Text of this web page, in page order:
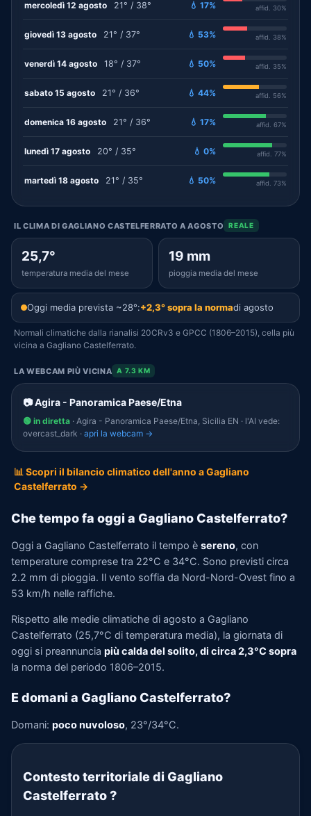
mercoledì 12 agosto 21° / 38° 💧 17% affid. 30%
giovedì 13 agosto 21° / 37° 💧 53% affid. 38%
venerdì 14 agosto 18° / 37° 💧 50% affid. 35%
sabato 15 agosto 21° / 36° 💧 44% affid. 56%
domenica 16 agosto 21° / 36° 💧 17% affid. 67%
lunedì 17 agosto 20° / 35° 💧 0% affid. 77%
martedì 18 agosto 21° / 35° 💧 50% affid. 73%
IL CLIMA DI GAGLIANO CASTELFERRATO A AGOSTO REALE
25,7°
temperatura media del mese
19 mm
pioggia media del mese
Oggi media prevista ~28°:+2,3° sopra la normadi agosto
Normali climatiche dalla rianalisi 20CRv3 e GPCC (1806–2015), cella più
vicina a Gagliano Castelferrato.
LA WEBCAM PIÙ VICINA A 7.3 KM
📷 Agira - Panoramica Paese/Etna
🟢 in diretta · Agira - Panoramica Paese/Etna, Sicilia EN · l'AI vede:
overcast_dark · apri la webcam →
📊 Scopri il bilancio climatico dell'anno a Gagliano
Castelferrato →
Che tempo fa oggi a Gagliano Castelferrato?
Oggi a Gagliano Castelferrato il tempo è sereno, con
temperature comprese tra 22°C e 34°C. Sono previsti circa
2.2 mm di pioggia. Il vento soffia da Nord-Nord-Ovest fino a
53 km/h nelle raffiche.
Rispetto alle medie climatiche di agosto a Gagliano
Castelferrato (25,7°C di temperatura media), la giornata di
oggi si preannuncia più calda del solito, di circa 2,3°C sopra
la norma del periodo 1806–2015.
E domani a Gagliano Castelferrato?
Domani: poco nuvoloso, 23°/34°C.
Contesto territoriale di Gagliano
Castelferrato?